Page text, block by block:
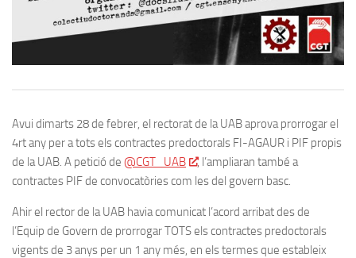
Avui dimarts 28 de febrer, el rectorat de la UAB aprova prorrogar el
4rt any per a tots els contractes predoctorals FI-AGAUR i PIF propis
de la UAB. A petició de @CGT_UAB
, l’ampliaran també a
contractes PIF de convocatòries com les del govern basc.
Ahir el rector de la UAB havia comunicat l’acord arribat des de
l’Equip de Govern de prorrogar TOTS els contractes predoctorals
vigents de 3 anys per un 1 any més, en els termes que estableix